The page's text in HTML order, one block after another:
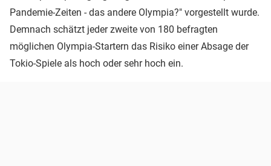
Pandemie-Zeiten - das andere Olympia?" vorgestellt wurde.
Demnach schätzt jeder zweite von 180 befragten
möglichen Olympia-Startern das Risiko einer Absage der
Tokio-Spiele als hoch oder sehr hoch ein.